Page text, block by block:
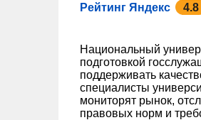
Рейтинг Яндекс 4.8
Национальный
подготовкой
поддерживать
специалисты
мониторят рынок,
правовых норм и